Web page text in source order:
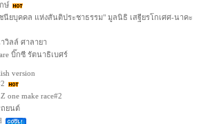
ษ์
ยบุคคล แห่งสันติประชาธรรม" มูลนิธิ เสฐียรโกเศศ-นาคะ
วิลล์ ศาลายา
บิ๊กซี รัตนาธิเบศร์
version
one make race#2
ถยนต์